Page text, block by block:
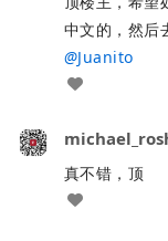
中文的，然后
@Juanito
真不错，顶